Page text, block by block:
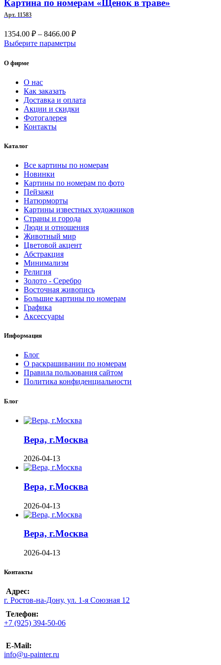
можно
странице
товара.
Картина по номерам «Щенок в траве»
Арт. 11583
1354.00 ₽ – 8466.00 ₽Диапазон
цен:
Выберите параметрыЭтот
выбрать
на
О фирме
О нас
Как заказать
Доставка и оплата
Акции и скидки
Фотогалерея
Контакты
Каталог
Все картины по номерам
Новинки
Картины по номерам по фото
Пейзажи
Натюрморты
Картины известных художников
Страны и города
Люди и отношения
Животный мир
Цветовой акцент
Абстракция
Минимализм
Религия
Золото - Серебро
Восточная живопись
Большие картины по номерам
Графика
Аксессуары
Информация
Блог
О раскрашивании по номерам
Правила пользования сайтом
Политика конфиденциальности
Блог
Вера, г.Москва
2026-04-13
Вера, г.Москва
2026-04-13
Вера, г.Москва
2026-04-13
Контакты
Адрес:
г. Ростов-на-Дону, ул. 1-я Союзная 12
Телефон:
+7 (925) 394-50-06
E-Mail:
info@u-painter.ru